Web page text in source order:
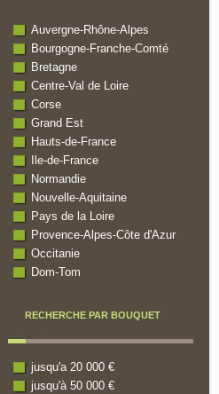
Auvergne-Rhône-Alpes
Bourgogne-Franche-Comté
Bretagne
Centre-Val de Loire
Corse
Grand Est
Hauts-de-France
Ile-de-France
Normandie
Nouvelle-Aquitaine
Pays de la Loire
Provence-Alpes-Côte d'Azur
Occitanie
Dom-Tom
RECHERCHE PAR BOUQUET
jusqu'a 20 000 €
jusqu'à 50 000 €